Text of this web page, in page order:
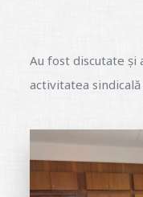
Au fost discutate
activitatea